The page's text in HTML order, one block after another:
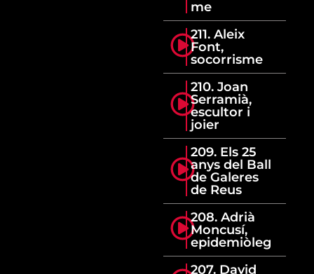
me
211. Aleix
Font,
socorrisme
210. Joan
Serramià,
escultor i
joier
209. Els 25
anys del Ball
de Galeres
de Reus
208. Adrià
Moncusí,
epidemiòleg
207. David